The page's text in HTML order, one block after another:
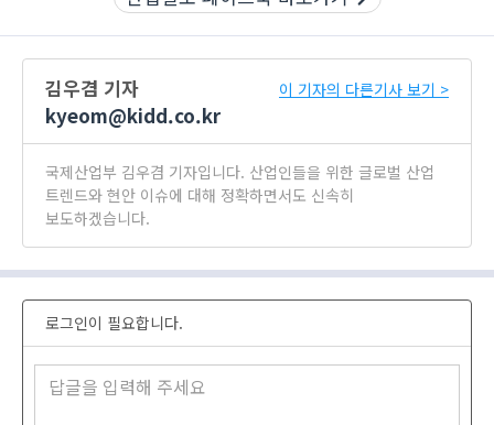
김우겸 기자
kyeom@kidd.co.kr
이 기자의 다른기사 보기 >
국제산업부 김우겸 기자입니다. 산업인들을 위한 글로벌 산업
트렌드와 현안 이슈에 대해 정확하면서도 신속히
보도하겠습니다.
로그인이 필요합니다.